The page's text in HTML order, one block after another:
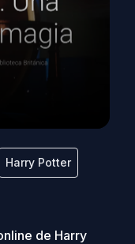
Harry Potter
de Harry